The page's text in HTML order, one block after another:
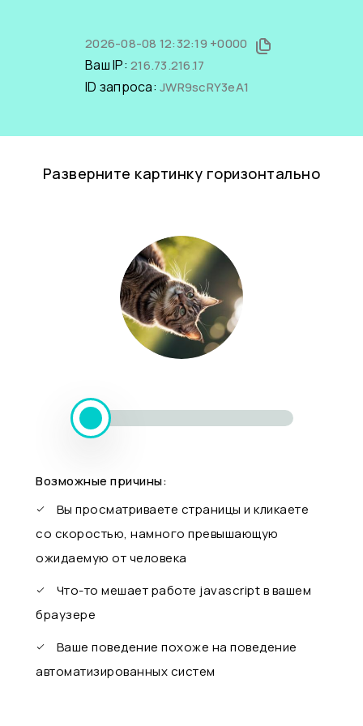
2026-08-08 12:32:19 +0000
Ваш IP: 216.73.216.17
ID запроса: JWR9scRY3eA1
Разверните картинку горизонтально
Возможные причины:
Вы просматриваете страницы и кликаете
со скоростью, намного превышающую
ожидаемую от человека
Что-то мешает работе javascript в вашем
браузере
Ваше поведение похоже на поведение
автоматизированных систем